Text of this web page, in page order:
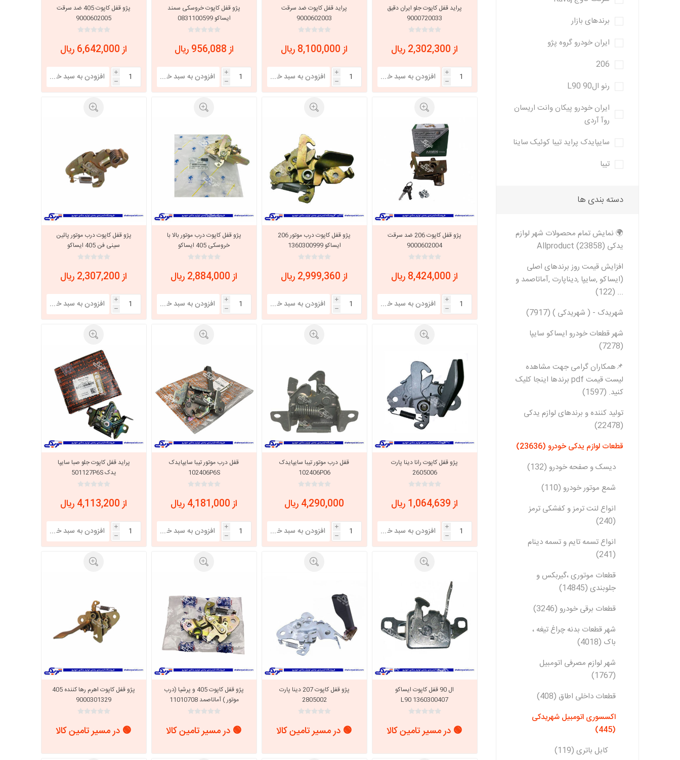
خانواده تیبا، ساینا و کوییک و
مشترک تیبا، ساینا و کوییک و
شاهین
تخصصی کوییک
تخصصی ساینا
خانواده پیکان، آردی و آریسان
مشترک پیکان، آردی و آریسان
تخصصی آردی
تخصصی آریسان
نیسان وانت
مزدا وانت خودروهای چینی
پراید قفل کاپوت جلو ایران دقیق
9000720033
از 2,302,300 ریال
i
h
پراید قفل کاپوت ضد سرقت
9000602003
از 8,100,000 ریال
i
h
پژو قفل کاپوت خروسکی سمند
ایساکو 0831100599
از 956,088 ریال
i
h
پژو قفل کاپوت 405 ضد سرقت
9000602005
از 6,642,000 ریال
i
h
پژو قفل کاپوت 206 ضد سرقت
9000602004
از 8,424,000 ریال
i
h
پژو قفل کاپوت درب موتور 206
ایساکو 1360300999
از 2,999,360 ریال
i
h
پژو قفل کاپوت درب موتور بالا با
خروسکی 405 ایساکو
1360301499
از 2,884,000 ریال
i
h
پژو قفل کاپوت درب موتور پائین
سینی فن 405 ایساکو
1360301099
از 2,307,200 ریال
i
h
پژو قفل کاپوت رانا دینا پارت
2605006
از 1,064,639 ریال
i
h
قفل درب موتور تیبا سایپایدک
102406P06
4,290,000 ریال
i
h
قفل درب موتور تیبا سایپایدک
102406P6S
از 4,181,000 ریال
i
h
پراید قفل کاپوت جلو صبا سایپا
یدک 501127P6S
از 4,113,200 ریال
i
h
ال 90 قفل کاپوت ایساکو
1360300407 L90
🟢 در مسیر تامین کالا
پژو قفل کاپوت 207 دینا پارت
2805002
🟢 در مسیر تامین کالا
پژو قفل کاپوت 405 و پرشیا (درب
موتور ) آماتاصمد 11010708
🟢 در مسیر تامین کالا
پژو قفل کاپوت اهرم رها کننده 405
9000301329
🟢 در مسیر تامین کالا
برندهای بازار
ایران خودرو گروه پژو
206
رنو ال90 L90
ایران خودرو پیکان وانت اریسان
روآ آردی
سایپایدک پراید تیبا کوئیک ساینا
تیبا
دسته بندی ها
🌍 نمایش تمام محصولات شهر لوازم
یدکی Allproduct (23858)
افزایش قیمت روز برندهای اصلی
(ایساکو ,سایپا ,دیناپارت ,آماتاصمد و
... (122)
شهریدک - ( شهریدکی ) (7917)
شهر قطعات خودرو ایساکو سایپا
(7278)
📌همکاران گرامی جهت مشاهده
لیست قیمت pdf برندها اینجا کلیک
کنید. (1597)
تولید کننده و برندهای لوازم یدکی
(22478)
قطعات لوازم یدکی خودرو (23636)
دیسک و صفحه خودرو (132)
شمع موتور خودرو (110)
انواع لنت ترمز و کفشکی ترمز
(240)
انواع تسمه تایم و تسمه دینام
(241)
قطعات موتوری ،گیربکس و
جلوبندی (14845)
قطعات برقی خودرو (3246)
شهر قطعات بدنه چراغ تیغه ،
باک (4018)
شهر لوازم مصرفی اتومبیل
(1767)
قطعات داخلی اطاق (408)
اکسسوری اتومبیل شهریدکی
(445)
کابل باتری (119)